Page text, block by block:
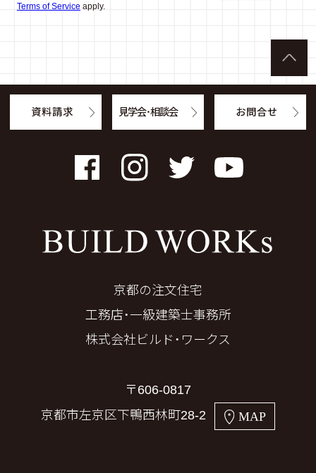
Terms of Service apply.
FacebookInstagramTwitter YouTube
京都の注文住宅
工務店・一級建築士事務所
株式会社ビルド・ワークス
〒606-0817
京都市左京区下鴨西林町28-2
MAP
資料請求 見学会・相談会 お問合せ